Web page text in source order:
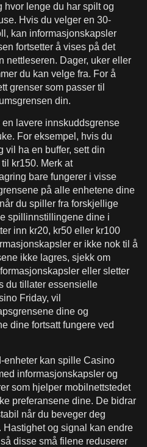
hvor lenge du har spilt og
Hvis du velger en 30-
kan informasjonskapsler
fortsetter å vises på det
nettleseren. Dager, uker eller
du kan velge fra. For å
grenser som passer til
din.
lavere innskuddsgrense
For eksempel, hvis du
vil ha en buffer, sett din
kr150. Merk at
bare fungerer i visse
på alle enhetene dine
du spiller fra forskjellige
spillinnstillingene dine i
inn kr20, kr50 eller kr100
er ikke nok til å
ikke lagres, sjekk om
eller sletter
du tillater essensielle
Friday, vil
dine og
dine fortsatt fungere ved
enheter kan spille Casino
informasjonskapsler og
som hjelper mobilnettstedet
preferansene dine. De bidrar
når du beveger deg
og signal kan endre
disse små filene reduserer